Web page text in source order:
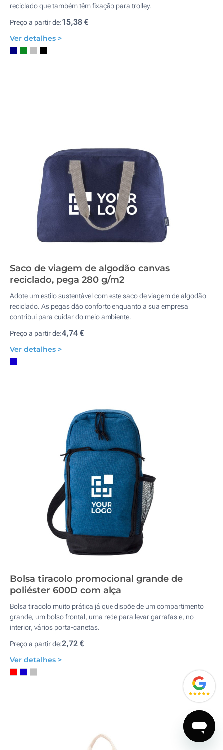
reciclado que também têm fixação para trolley.
Preço a partir de:15,38 €
Ver detalhes >
Saco de viagem de algodão canvas
reciclado, pega 280 g/m2
Adote um estilo sustentável com este saco de viagem de algodão
reciclado. As pegas dão conforto enquanto a sua empresa
contribui para cuidar do meio ambiente.
Preço a partir de:4,74 €
Ver detalhes >
Bolsa tiracolo promocional grande de
poliéster 600D com alça
Bolsa tiracolo muito prática já que dispõe de um compartimento
grande, um bolso frontal, uma rede para levar garrafas e, no
interior, vários porta-canetas.
Preço a partir de:2,72 €
Ver detalhes >